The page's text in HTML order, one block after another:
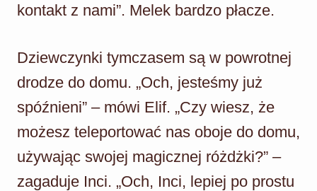
kontakt z nami”. Melek bardzo płacze.
Dziewczynki tymczasem są w powrotnej
drodze do domu. „Och, jesteśmy już
spóźnieni” – mówi Elif. „Czy wiesz, że
możesz teleportować nas oboje do domu,
używając swojej magicznej różdżki?” –
zagaduje Inci. „Och, Inci, lepiej po prostu